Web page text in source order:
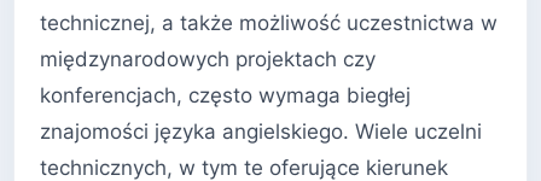
technicznej, a także możliwość uczestnictwa w
międzynarodowych projektach czy
konferencjach, często wymaga biegłej
znajomości języka angielskiego. Wiele uczelni
technicznych, w tym te oferujące kierunek